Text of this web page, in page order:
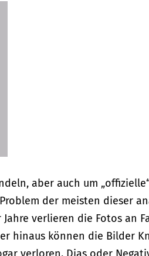
aber auch um
der meisten dieser
verlieren die Fotos an
hinaus können die Bilder